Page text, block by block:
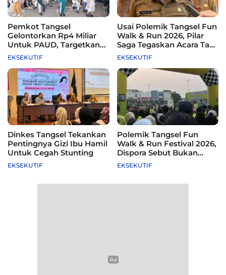
Pemkot Tangsel
Gelontorkan Rp4 Miliar
Untuk PAUD, Targetkan
115 Sekolah
EKSEKUTIF
Usai Polemik Tangsel Fun
Walk & Run 2026, Pilar
Saga Tegaskan Acara Tak
Difasilitasi Pemkot
EKSEKUTIF
Dinkes Tangsel Tekankan
Pentingnya Gizi Ibu Hamil
Untuk Cegah Stunting
EKSEKUTIF
Polemik Tangsel Fun
Walk & Run Festival 2026,
Dispora Sebut Bukan
Agenda Pemkot
EKSEKUTIF